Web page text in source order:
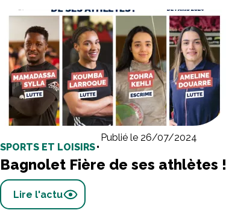
SPORTS ET LOISIRS•
Publié le 26/07/2024
Bagnolet Fière de ses athlètes !
Lire l'actu